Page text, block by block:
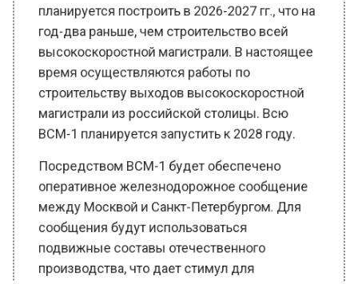
планируется построить в 2026-2027 гг., что на
год-два раньше, чем строительство всей
высокоскоростной магистрали. В настоящее
время осуществляются работы по
строительству выходов высокоскоростной
магистрали из российской столицы. Всю
ВСМ-1 планируется запустить к 2028 году.
Посредством ВСМ-1 будет обеспечено
оперативное железнодорожное сообщение
между Москвой и Санкт-Петербургом. Для
сообщения будут использоваться
подвижные составы отечественного